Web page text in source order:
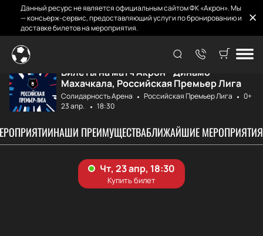
Данный ресурс не является официальным сайтом ФК «Акрон». Мы
— консьерж-сервис, предоставляющий услуги по бронированию и
доставке билетов на мероприятия.
Главная Акрон - Динамо М...
Билеты на матч Акрон - Динамо
Махачкала, Российская Премьер Лига
Солидарность Арена Российская Премьер Лига
0+
23 апр.
18:30
НАШИ ПРЕИМУЩЕСТВАБЛИЖАЙШИЕ МЕРОПРИЯТИЯ